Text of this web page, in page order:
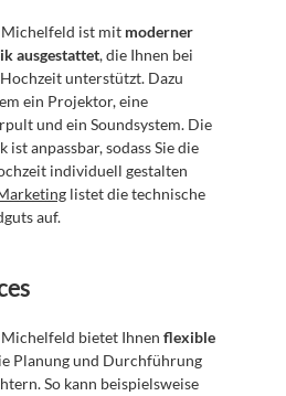
Michelfeld ist mit moderner
ausgestattet, die Ihnen bei
unterstützt. Dazu
ein Projektor, eine
und ein Soundsystem. Die
anpassbar, sodass Sie die
individuell gestalten
listet die technische
auf.
Michelfeld bietet Ihnen flexible
Planung und Durchführung
So kann beispielsweise